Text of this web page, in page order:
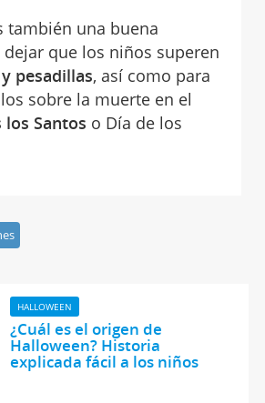
también una buena
que los niños superen
pesadillas, así como para
sobre la muerte en el
los Santos o Día de los
HALLOWEEN
¿Cuál es el origen de
Halloween? Historia
explicada fácil a los niños